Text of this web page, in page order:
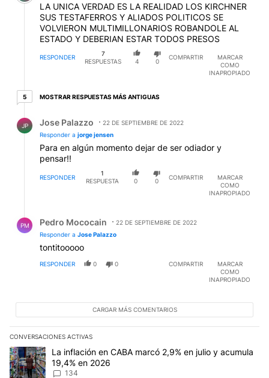
LA UNICA VERDAD ES LA REALIDAD LOS KIRCHNER
SUS TESTAFERROS Y ALIADOS POLITICOS SE
VOLVIERON MULTIMILLONARIOS ROBANDOLE AL
ESTADO Y DEBERIAN ESTAR TODOS PRESOS
RESPONDER
7
RESPUESTAS
4 0
COMPARTIR
MARCAR
COMO
INAPROPIADO
55 respuestas más antiguas
MOSTRAR RESPUESTAS MÁS ANTIGUAS
JP Jose Palazzo
22 DE SEPTIEMBRE DE 2022
Responder a jorge jensen
Para en algún momento dejar de ser odiador y
pensar!!
RESPONDER
1
RESPUESTA
0 0
COMPARTIR
MARCAR
COMO
INAPROPIADO
PM Pedro Mococain
22 DE SEPTIEMBRE DE 2022
Responder a Jose Palazzo
tontitooooo
RESPONDER 0 0 COMPARTIR
MARCAR
COMO
INAPROPIADO
CARGAR MÁS COMENTARIOS
CONVERSACIONES ACTIVAS
Este listado muestra los artículos con más comentarios en los
Un artículo de tendencia con el título "La inflación en CABA
La inflación en CABA marcó 2,9% en julio y acumula
19,4% en 2026
134